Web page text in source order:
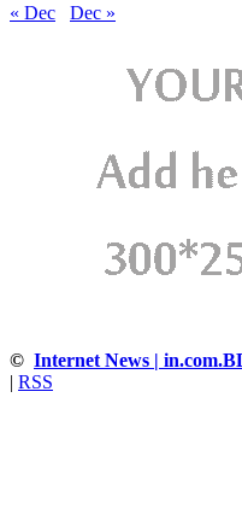
« Dec
Dec »
© Internet News |
| RSS